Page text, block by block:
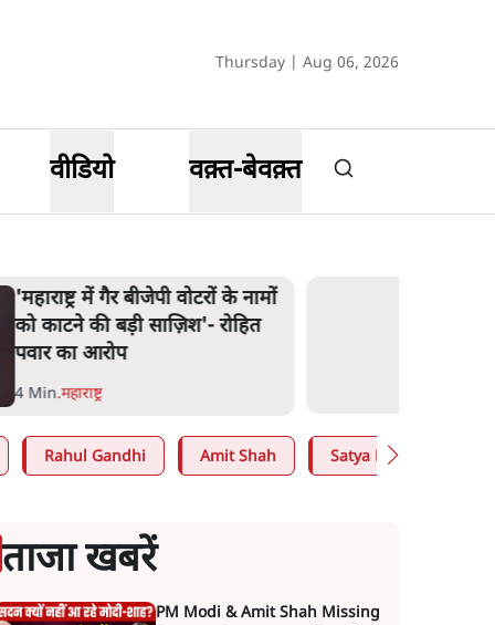
Thursday | Aug 06, 2026
वीडियो वक़्त-बेवक़्त
'महाराष्ट्र में गैर बीजेपी वोटरों के नामों
को काटने की बड़ी साज़िश'- रोहित
पवार का आरोप
4 Min.महाराष्ट्र
Rahul Gandhi Amit Shah Satya Hindi
ताजा खबरें
PM Modi & Amit Shah Missing